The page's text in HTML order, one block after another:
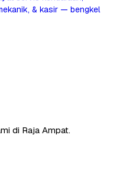
& kasir — bengkel
di Raja Ampat.